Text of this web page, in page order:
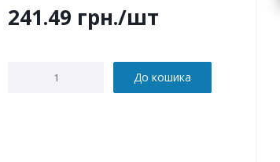
241.49 грн./шт
До кошика